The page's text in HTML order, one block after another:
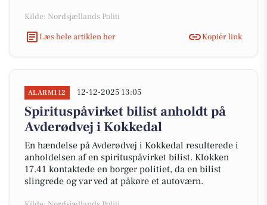
Kilde: Nordsjællands Politi
Læs hele artiklen her
Kopiér link
ALARM112 12-12-2025 13:05
Spirituspåvirket bilist anholdt på
Avderødvej i Kokkedal
En hændelse på Avderødvej i Kokkedal resulterede i
anholdelsen af en spirituspåvirket bilist. Klokken
17.41 kontaktede en borger politiet, da en bilist
slingrede og var ved at påkøre et autoværn.